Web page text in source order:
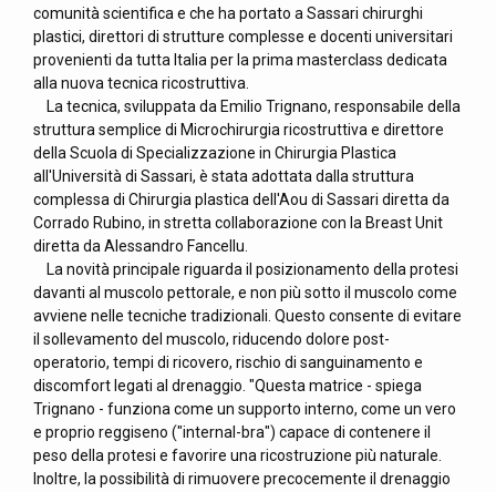
comunità scientifica e che ha portato a Sassari chirurghi
plastici, direttori di strutture complesse e docenti universitari
provenienti da tutta Italia per la prima masterclass dedicata
alla nuova tecnica ricostruttiva.
La tecnica, sviluppata da Emilio Trignano, responsabile della
struttura semplice di Microchirurgia ricostruttiva e direttore
della Scuola di Specializzazione in Chirurgia Plastica
all'Università di Sassari, è stata adottata dalla struttura
complessa di Chirurgia plastica dell'Aou di Sassari diretta da
Corrado Rubino, in stretta collaborazione con la Breast Unit
diretta da Alessandro Fancellu.
La novità principale riguarda il posizionamento della protesi
davanti al muscolo pettorale, e non più sotto il muscolo come
avviene nelle tecniche tradizionali. Questo consente di evitare
il sollevamento del muscolo, riducendo dolore post-
operatorio, tempi di ricovero, rischio di sanguinamento e
discomfort legati al drenaggio. "Questa matrice - spiega
Trignano - funziona come un supporto interno, come un vero
e proprio reggiseno ("internal-bra") capace di contenere il
peso della protesi e favorire una ricostruzione più naturale.
Inoltre, la possibilità di rimuovere precocemente il drenaggio